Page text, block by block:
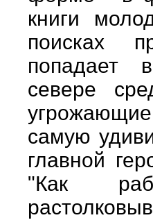
книги
поисках
попадает
севере
самую
главной
"Как